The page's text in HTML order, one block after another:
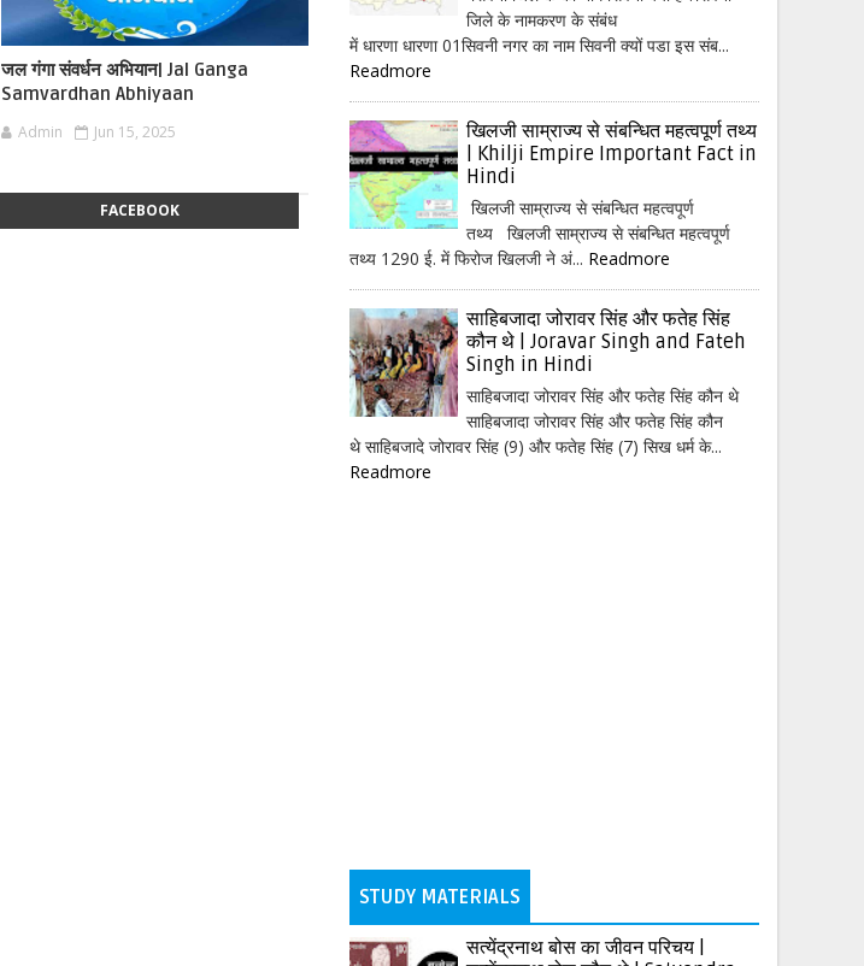
जल गंगा संवर्धन अभियान| Jal Ganga
Samvardhan Abhiyaan
Admin Jun 15, 2025
FACEBOOK
जिले के नामकरण के संबंध
में धारणा धारणा 01सिवनी नगर का नाम सिवनी क्यों पडा इस संब...
Readmore
खिलजी साम्राज्य से संबन्धित महत्वपूर्ण तथ्य
| Khilji Empire Important Fact in
Hindi
खिलजी साम्राज्य से संबन्धित महत्वपूर्ण
तथ्य खिलजी साम्राज्य से संबन्धित महत्वपूर्ण
तथ्य 1290 ई. में फिरोज खिलजी ने अं... Readmore
साहिबजादा जोरावर सिंह और फतेह सिंह
कौन थे | Joravar Singh and Fateh
Singh in Hindi
साहिबजादा जोरावर सिंह और फतेह सिंह कौन थे
साहिबजादा जोरावर सिंह और फतेह सिंह कौन
थे साहिबजादे जोरावर सिंह (9) और फतेह सिंह (7) सिख धर्म के...
Readmore
STUDY MATERIALS
सत्येंद्रनाथ बोस का जीवन परिचय |